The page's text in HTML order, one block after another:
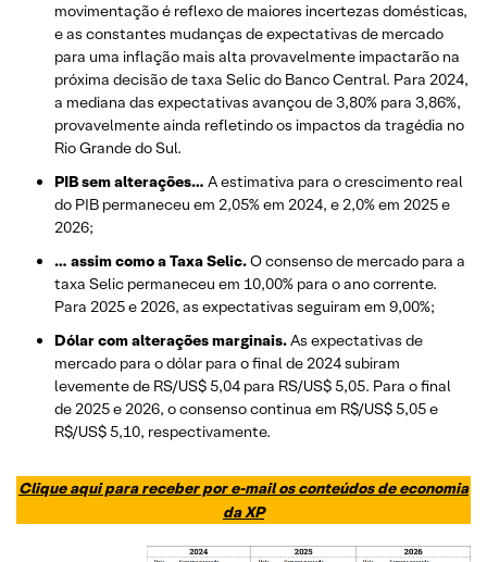
movimentação é reflexo de maiores incertezas domésticas,
e as constantes mudanças de expectativas de mercado
para uma inflação mais alta provavelmente impactarão na
próxima decisão de taxa Selic do Banco Central. Para 2024,
a mediana das expectativas avançou de 3,80% para 3,86%,
provavelmente ainda refletindo os impactos da tragédia no
Rio Grande do Sul.
PIB sem alterações… A estimativa para o crescimento real
do PIB permaneceu em 2,05% em 2024, e 2,0% em 2025 e
2026;
… assim como a Taxa Selic.O consenso de mercado para a
taxa Selic permaneceu em 10,00% para o ano corrente.
Para 2025 e 2026, as expectativas seguiram em 9,00%;
Dólar com alterações marginais.As expectativas de
mercado para o dólar para o final de 2024 subiram
levemente de RS/US$ 5,04 para RS/US$ 5,05. Para o final
de 2025 e 2026, o consenso continua em R$/US$ 5,05 e
R$/US$ 5,10, respectivamente.
Clique aqui para receber por e-mail os conteúdos de economia
da XP